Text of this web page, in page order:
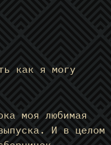
как я могу
моя любимая
И в целом